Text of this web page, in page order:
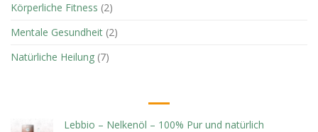
Körperliche Fitness (2)
Mentale Gesundheit (2)
Natürliche Heilung (7)
Lebbio – Nelkenöl – 100% Pur und natürlich